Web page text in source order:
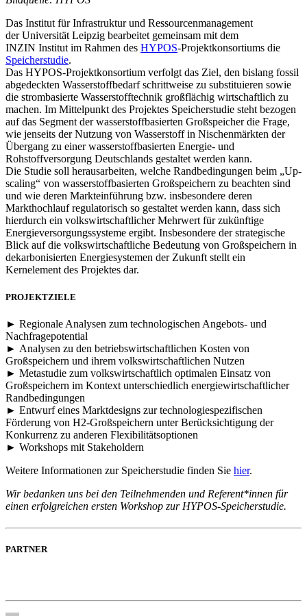
Das Institut für Infrastruktur und Ressourcenmanagement
der Universität Leipzig bearbeitet gemeinsam mit dem
INZIN Institut im Rahmen des HYPOS-Projektkonsortiums die
Speicherstudie.
Das HYPOS-Projektkonsortium verfolgt das Ziel, den bislang fossil
abgedeckten Wasserstoffbedarf schrittweise zu substituieren sowie
die strombasierte Wasserstofftechnik großflächig wirtschaftlich zu
machen. Im Mittelpunkt des Projektes Speicherstudie steht bezogen
auf das Segment der wasserstoffbasierten Großspeicher die Frage,
wie jenseits der Nutzung von Wasserstoff in Nischenmärkten der
Übergang zu einer wasserstoffbasierten Energie- und
Rohstoffversorgung Deutschlands gestaltet werden kann.
Die Studie soll herausarbeiten, welche Randbedingungen beim „Up-
scaling“ von wasserstoffbasierten Großspeichern zu beachten sind
und wie deren Markteinführung bzw. insbesondere deren
Markthochlauf regulatorisch so gestaltet werden kann, dass sich
hierdurch ein volkswirtschaftlicher Mehrwert für zukünftige
Energieversorgungssysteme ergibt. Insbesondere der strategische
Blick auf die volkswirtschaftliche Bedeutung von Großspeichern in
dekarbonisierten Energiesystemen der Zukunft stellt ein
Kernelement des Projektes dar.
PROJEKTZIELE
► Regionale Analysen zum technologischen Angebots- und
Nachfragepotential
► Analysen zu den betriebswirtschaftlichen Kosten von
Großspeichern und ihrem volkswirtschaftlichen Nutzen
► Metastudie zum volkswirtschaftlich optimalen Einsatz von
Großspeichern im Kontext unterschiedlich energiewirtschaftlicher
Randbedingungen
► Entwurf eines Marktdesigns zur technologiespezifischen
Förderung von H2-Großspeichern unter Berücksichtigung der
Konkurrenz zu anderen Flexibilitätsoptionen
► Workshops mit Stakeholdern
Weitere Informationen zur Speicherstudie finden Sie hier.
Wir bedanken uns bei den Teilnehmenden und Referent*innen für
einen erfolgreichen ersten Workshop zur HYPOS-Speicherstudie.
PARTNER